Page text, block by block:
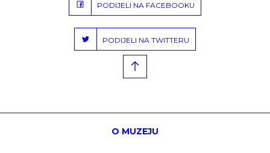
PODIJELI NA FACEBOOKU
PODIJELI NA TWITTERU
O MUZEJU